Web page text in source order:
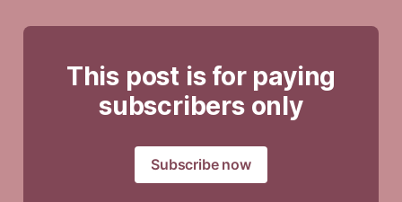
This post is for paying
subscribers only
Subscribe now